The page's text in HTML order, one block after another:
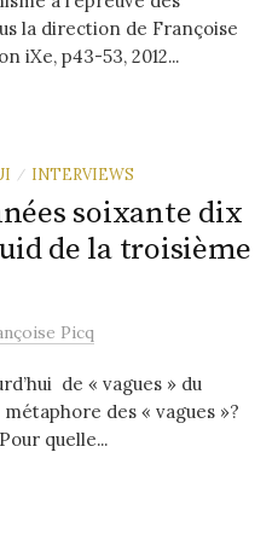
la direction de Françoise
iXe, p43-53, 2012...
/ INTERVIEWS
soixante dix
de la troisième
Picq
de « vagues » du
des « vagues »?
quelle...